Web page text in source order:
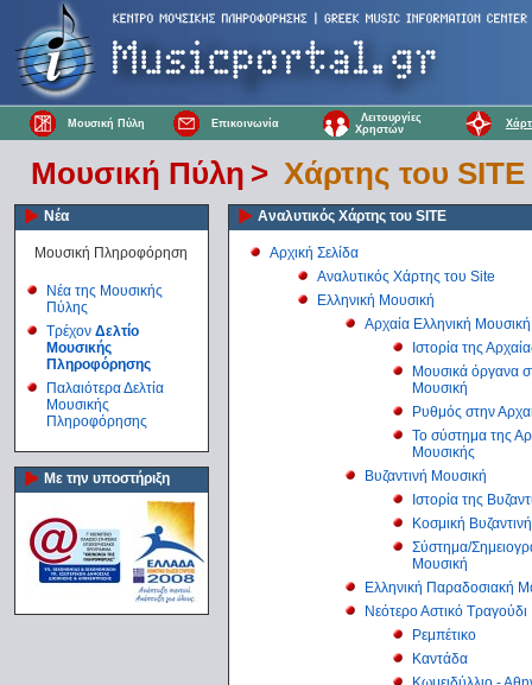
Μουσική Πύλη Επικοινωνία
Λειτουργίες
Χρηστών
Μουσική Πύλη > Χάρτης του SITE
Νέα
Μουσική Πληροφόρηση
Νέα της Μουσικής
Πύλης
Τρέχον Δελτίο
Μουσικής
Πληροφόρησης
Παλαιότερα Δελτία
Μουσικής
Πληροφόρησης
Με την υποστήριξη
Αναλυτικός Χάρτης του SITE
Αρχική Σελίδα
Αναλυτικός Χάρτης του Site
Ελληνική Μουσική
Αρχαία Ελληνική Μουσική
Ιστορία της
Μουσικά όργανα
Μουσική
Ρυθμός στην
Το σύστημα της
Μουσικής
Βυζαντινή Μουσική
Ιστορία της
Κοσμική
Σύστημα/
Μουσική
Ελληνική Παραδοσιακή
Νεότερο Αστικό Τραγούδι
Ρεμπέτικο
Καντάδα